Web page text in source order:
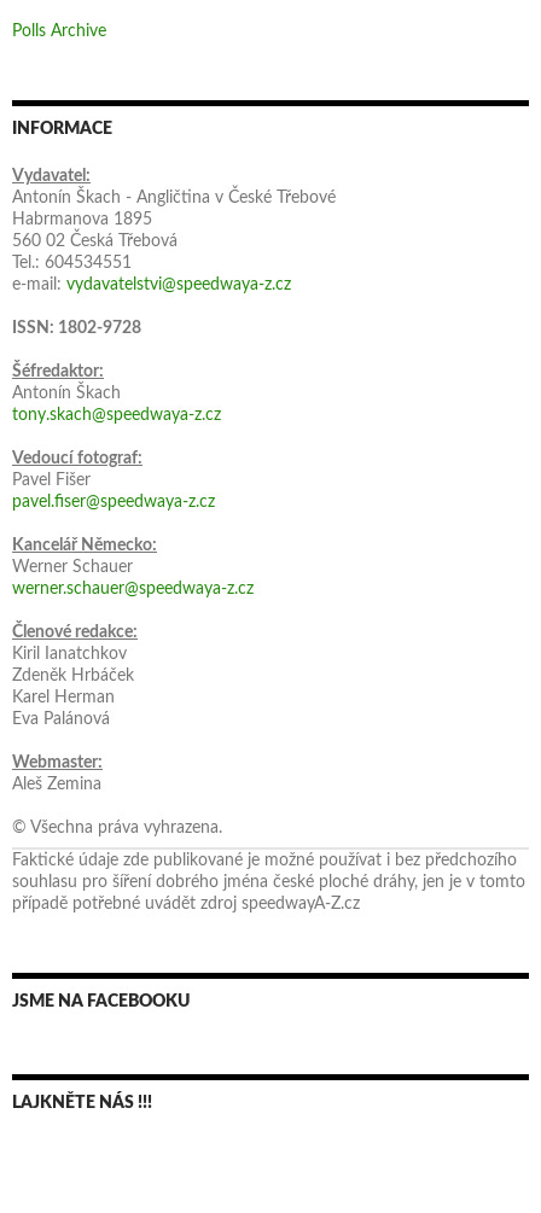
Polls Archive
INFORMACE
Vydavatel:
Antonín Škach - Angličtina v České Třebové
Habrmanova 1895
560 02 Česká Třebová
Tel.: 604534551
e-mail: vydavatelstvi@speedwaya-z.cz
ISSN: 1802-9728
Šéfredaktor:
Antonín Škach
tony.skach@speedwaya-z.cz
Vedoucí fotograf:
Pavel Fišer
pavel.fiser@speedwaya-z.cz
Kancelář Německo:
Werner Schauer
werner.schauer@speedwaya-z.cz
Členové redakce:
Kiril Ianatchkov
Zdeněk Hrbáček
Karel Herman
Eva Palánová
Webmaster:
Aleš Zemina
© Všechna práva vyhrazena.
Faktické údaje zde publikované je možné používat i bez předchozího
souhlasu pro šíření dobrého jména české ploché dráhy, jen je v tomto
případě potřebné uvádět zdroj speedwayA-Z.cz
JSME NA FACEBOOKU
LAJKNĚTE NÁS !!!